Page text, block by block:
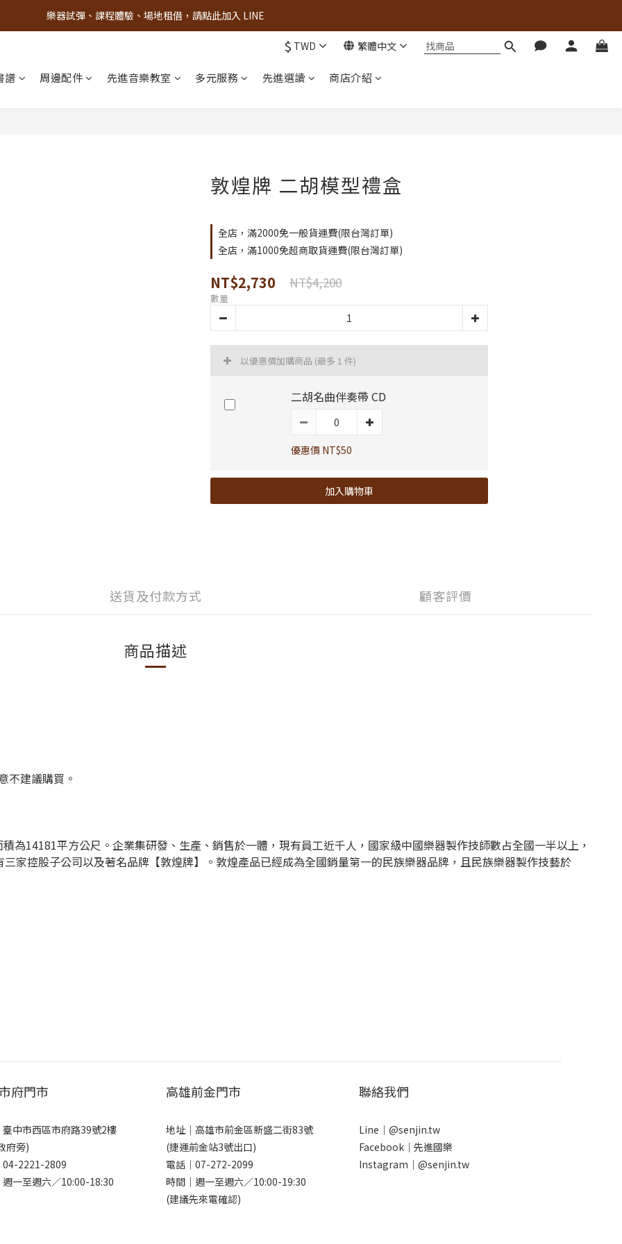
古亭門市 + 先進音樂教室週末假日皆有營業
樂器試彈、課程體驗、場地租借，請點此加入 LINE
$ TWD 繁體中文
譜 周邊配件 先進音樂教室 多元服務 先進選讀 商店介紹
敦煌牌 二胡模型禮盒
全店，滿2000免一般貨運費(限台灣訂單)
全店，滿1000免超商取貨運費(限台灣訂單)
NT$2,730 NT$4,200
數量
以優惠價加購商品 (最多 1 件)
二胡名曲伴奏帶 CD
優惠價 NT$50
加入購物車
送貨及付款方式 顧客評價
商品描述
不建議購買 。
為14181平方公尺。企業集研發、生產、銷售於一體，現有員工近千人，國家級中國樂器製作技師數占全國一半以上，
家控股子公司以及著名品牌【敦煌牌】。敦煌產品已經成為全國銷量第一的民族樂器品牌，且民族樂器製作技藝於
府門市
臺中市西區市府路39號2樓
府旁)
04-2221-2809
一至週六／10:00-18:30
高雄前金門市
地址｜ 高雄市前金區新盛二街83號
(捷運前金站3號出口)
電話｜ 07-272-2099
時間｜週一至週六／10:00-19:30
(建議先來電確認)
聯絡我們
Line｜ @senjin.tw
Facebook｜ 先進國樂
Instagram｜ @senjin.tw